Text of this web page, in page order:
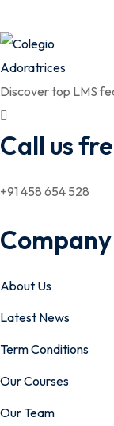
Discover top LMS
Call us
+91 458 654 528
About Us
Latest News
Term Conditions
Our Courses
Our Team